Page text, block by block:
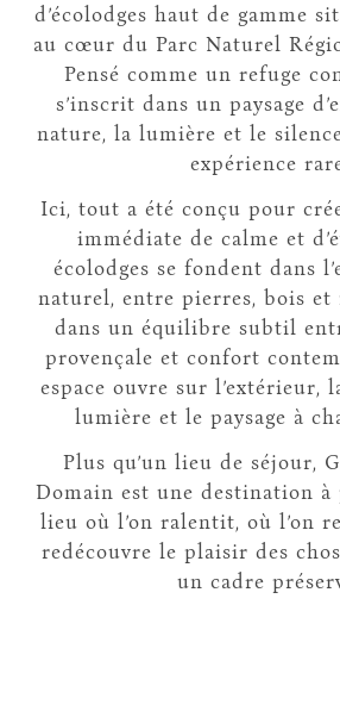
d’écolodges haut de gamme
au cœur du Parc Naturel
Pensé comme un refuge
s’inscrit dans un paysage
nature, la lumière et le
expérience
Ici, tout a été conçu pour
immédiate de calme et
écolodges se fondent dans
naturel, entre pierres, bois et
dans un équilibre subtil
provençale et confort
espace ouvre sur l’extérieur,
lumière et le paysage à
Plus qu’un lieu de séjour,
Domain est une destination
lieu où l’on ralentit, où l’on
redécouvre le plaisir des
un cadre